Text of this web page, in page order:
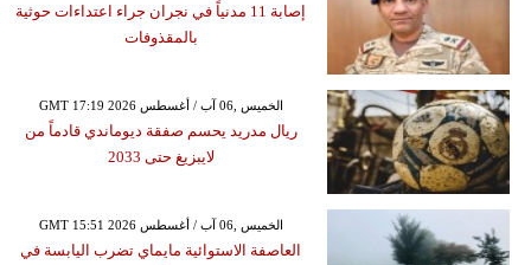
إصابة 11 مدنياً في نجران جراء اعتداءات حوثية
بالمقذوفات
GMT 17:19 2026 الخميس ,06 آب / أغسطس
ريال مدريد يحسم صفقة ديوماندي قادماً من
لايبزيغ حتى 2033
GMT 15:51 2026 الخميس ,06 آب / أغسطس
العاصفة الاستوائية مايماي تضرب اليابسة في